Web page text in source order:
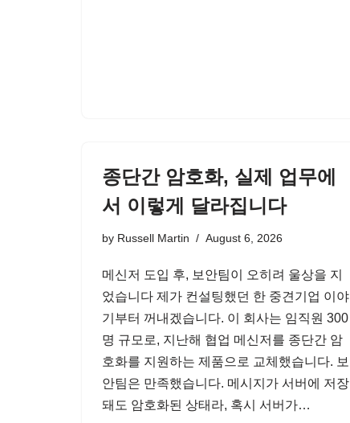
종단간 암호화, 실제 업무에
서 이렇게 달라집니다
by Russell Martin August 6, 2026
메신저 도입 후, 보안팀이 오히려 울상을 지
었습니다 제가 컨설팅했던 한 중견기업 이야
기부터 꺼내겠습니다. 이 회사는 임직원 300
명 규모로, 지난해 협업 메신저를 종단간 암
호화를 지원하는 제품으로 교체했습니다. 보
안팀은 만족했습니다. 메시지가 서버에 저장
돼도 암호화된 상태라, 혹시 서버가…